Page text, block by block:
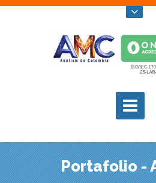
Portafolio -